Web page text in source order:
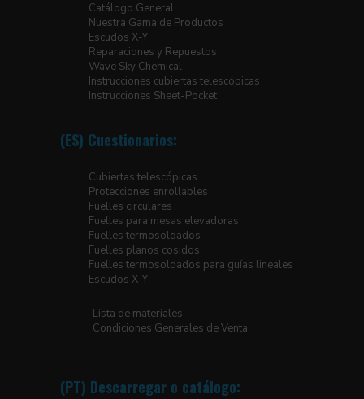
Catálogo General
Nuestra Gama de Productos
Escudos X-Y
Reparaciones y Repuestos
Wave Sky Chemical
Instrucciones cubiertas telescópicas
Instrucciones Sheet-Pocket
(ES) Cuestionarios:
Cubiertas telescópicas
Protecciones enrollables
Fuelles circulares
Fuelles para mesas elevadoras
Fuelles termosoldados
Fuelles planos cosidos
Fuelles termosoldados para guías lineales
Escudos X-Y
Lista de materiales
Condiciones Generales de Venta
(PT) Descarregar o catálogo: